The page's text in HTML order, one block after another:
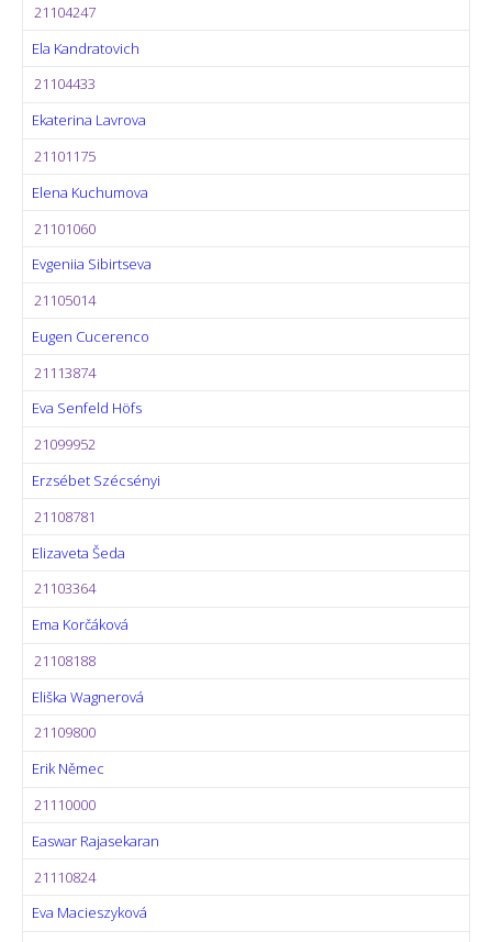
21104247
Ela Kandratovich
21104433
Ekaterina Lavrova
21101175
Elena Kuchumova
21101060
Evgeniia Sibirtseva
21105014
Eugen Cucerenco
21113874
Eva Senfeld Höfs
21099952
Erzsébet Szécsényi
21108781
Elizaveta Šeda
21103364
Ema Korčáková
21108188
Eliška Wagnerová
21109800
Erik Němec
21110000
Easwar Rajasekaran
21110824
Eva Macieszyková